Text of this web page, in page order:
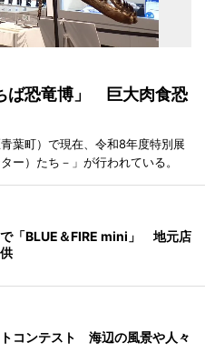
ば恐竜博」 巨大肉食恐
葉町）で現在、令和8年度特別展
ー）たち－」が行われている。
「BLUE＆FIRE mini」 地元店
コンテスト 海辺の風景や人々